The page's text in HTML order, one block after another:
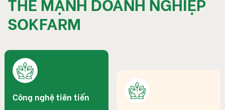
SOKFARM
Công nghệ tiên tiến